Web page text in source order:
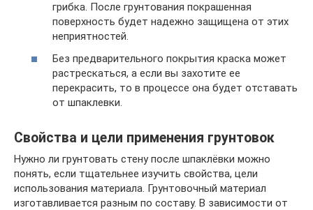
грибка. После грунтования покрашенная
поверхность будет надежно защищена от этих
неприятностей.
Без предварительного покрытия краска может
растрескаться, а если вы захотите ее
перекрасить, то в процессе она будет отставать
от шпаклевки.
Свойства и цели применения грунтовок
Нужно ли грунтовать стену после шпаклёвки можно
понять, если тщательнее изучить свойства, цели
использования материала. Грунтовочный материал
изготавливается разным по составу. В зависимости от